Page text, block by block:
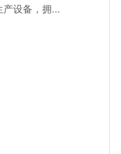
设备，拥...